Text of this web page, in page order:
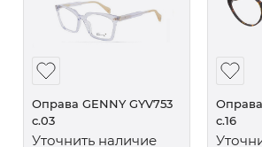
Оправа GENNY GYV753
c.03
Уточнить наличие
Оправа
c.16